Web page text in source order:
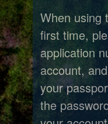
When using
first time,
application
account,
your
the